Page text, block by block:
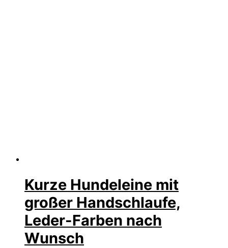
Kurze Hundeleine mit
großer Handschlaufe,
Leder-Farben nach
Wunsch